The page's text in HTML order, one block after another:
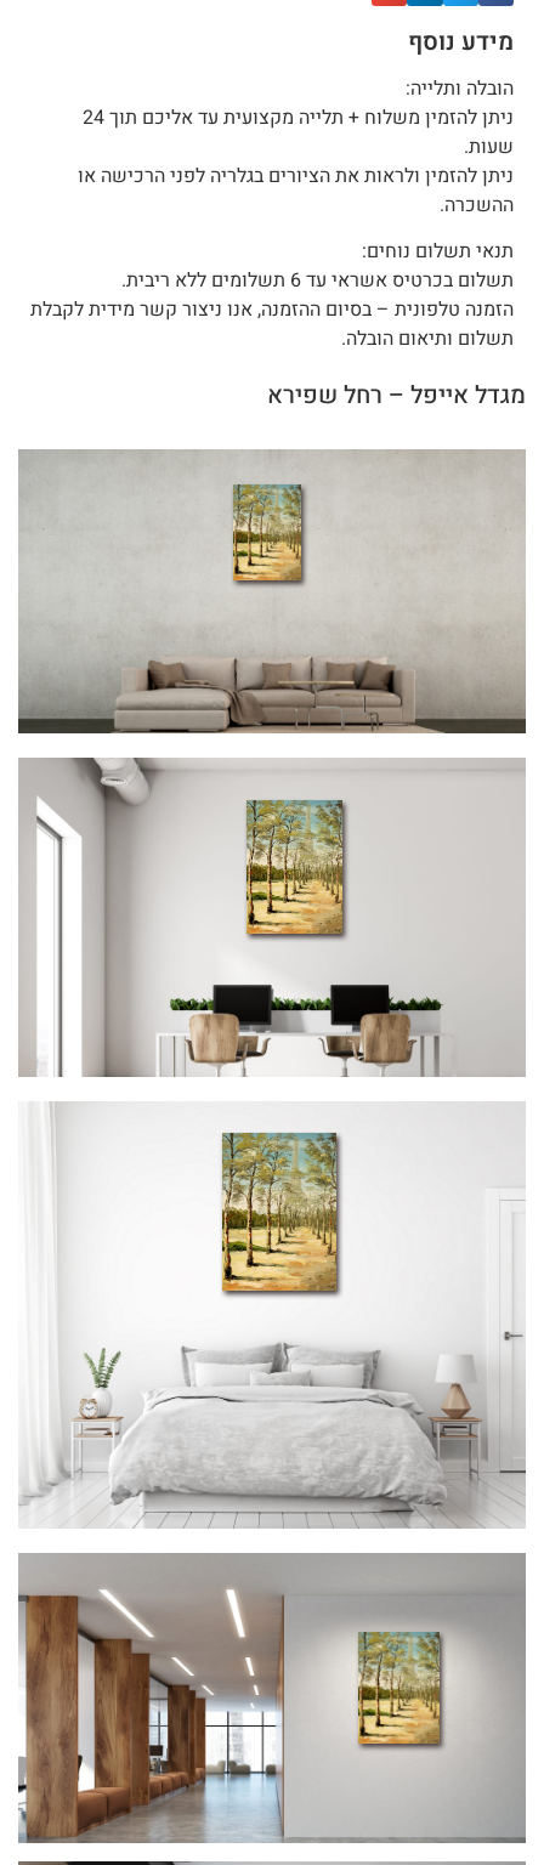
מידע נוסף
הובלה ותלייה:
ניתן להזמין משלוח + תלייה מקצועית עד אליכם תוך 24
שעות.
ניתן להזמין ולראות את הציורים בגלריה לפני הרכישה או
ההשכרה.
תנאי תשלום נוחים:
תשלום בכרטיס אשראי עד 6 תשלומים ללא ריבית.
הזמנה טלפונית – בסיום ההזמנה, אנו ניצור קשר מידית לקבלת
תשלום ותיאום הובלה.
מגדל אייפל – רחל שפירא